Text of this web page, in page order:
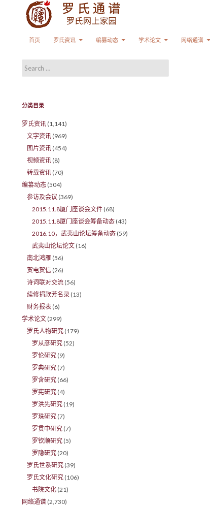
首页
罗氏资讯 编纂动态 学术论文 网络通谱
Search for:
分类目录
罗氏资讯 (1,141)
文字资讯 (969)
图片资讯 (454)
视频资讯 (8)
转载资讯 (70)
编纂动态 (504)
参访及会议 (369)
2015.11.8厦门座谈会文件 (68)
2015.11.8厦门座谈会筹备动态 (43)
2016.10，武夷山论坛筹备动态 (59)
武夷山论坛论文 (16)
南北鸿雁 (56)
贺电贺信 (26)
诗词联对交流 (56)
续修捐款芳名录 (13)
财务报表 (6)
学术论文 (299)
罗氏人物研究 (179)
罗从彦研究 (52)
罗伦研究 (9)
罗典研究 (7)
罗含研究 (66)
罗宪研究 (4)
罗洪先研究 (19)
罗珠研究 (7)
罗贯中研究 (7)
罗钦顺研究 (5)
罗隐研究 (20)
罗氏世系研究 (39)
罗氏文化研究 (106)
书院文化 (21)
网络通谱 (2,730)